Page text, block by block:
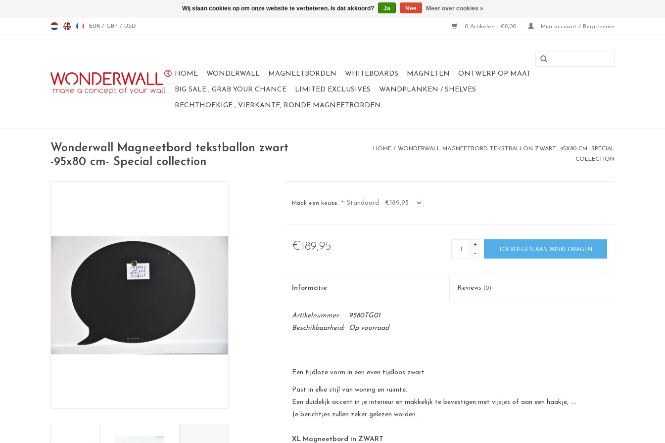
EUR / GBP / USD 0 Artikelen - €0,00 Mijn account / Registreren
HOME WONDERWALL MAGNEETBORDEN WHITEBOARDS MAGNETEN ONTWERP OP MAAT
BIG SALE , GRAB YOUR CHANCE LIMITED EXCLUSIVES WANDPLANKEN / SHELVES
RECHTHOEKIGE , VIERKANTE, RONDE MAGNEETBORDEN
Wonderwall Magneetbord tekstballon zwart
-95x80 cm- Special collection
HOME / WONDERWALL MAGNEETBORD TEKSTBALLON ZWART -95X80 CM- SPECIAL
COLLECTION
Maak een keuze: *
€189,95
+
-
TOEVOEGEN AAN WINKELWAGEN
Informatie Reviews (0)
Artikelnummer:
9580TG01
Beschikbaarheid:
Op voorraad
Een tijdloze vorm in een even tijdloos zwart.
Past in elke stijl van woning en ruimte.
Een duidelijk accent in je interieur en makkelijk te bevestigen met vijsjes of aan een haakje, ....
Je berichtjes zullen zeker gelezen worden.
XL Magneetbord in ZWART
Wij slaan cookies op om onze website te verbeteren. Is dat akkoord? Ja Nee Meer over cookies »